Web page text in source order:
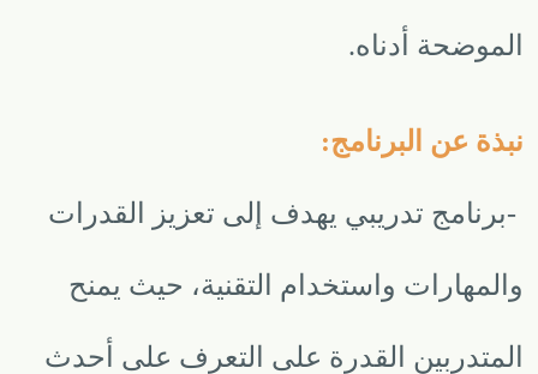
الموضحة أدناه.
نبذة عن البرنامج:
-برنامج تدريبي يهدف إلى تعزيز القدرات
والمهارات واستخدام التقنية، حيث يمنح
المتدربين القدرة على التعرف على أحدث